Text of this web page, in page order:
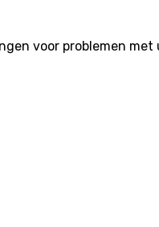
voor problemen